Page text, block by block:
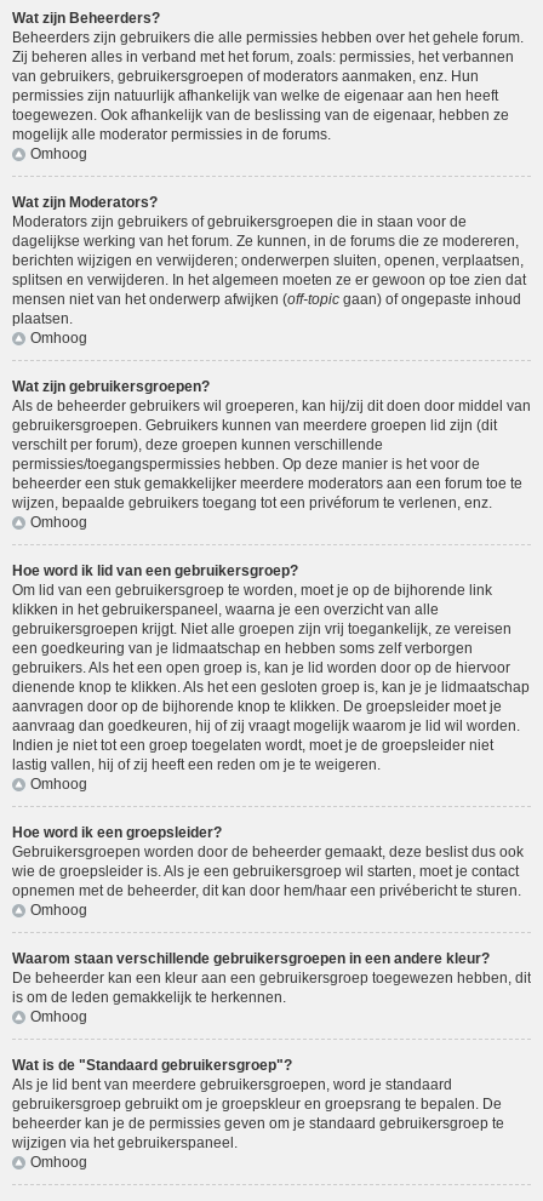
Wat zijn Beheerders?
Beheerders zijn gebruikers die alle permissies hebben over het gehele forum.
Zij beheren alles in verband met het forum, zoals: permissies, het verbannen
van gebruikers, gebruikersgroepen of moderators aanmaken, enz. Hun
permissies zijn natuurlijk afhankelijk van welke de eigenaar aan hen heeft
toegewezen. Ook afhankelijk van de beslissing van de eigenaar, hebben ze
mogelijk alle moderator permissies in de forums.
Omhoog
Wat zijn Moderators?
Moderators zijn gebruikers of gebruikersgroepen die in staan voor de
dagelijkse werking van het forum. Ze kunnen, in de forums die ze modereren,
berichten wijzigen en verwijderen; onderwerpen sluiten, openen, verplaatsen,
splitsen en verwijderen. In het algemeen moeten ze er gewoon op toe zien dat
mensen niet van het onderwerp afwijken (off-topic gaan) of ongepaste inhoud
plaatsen.
Omhoog
Wat zijn gebruikersgroepen?
Als de beheerder gebruikers wil groeperen, kan hij/zij dit doen door middel van
gebruikersgroepen. Gebruikers kunnen van meerdere groepen lid zijn (dit
verschilt per forum), deze groepen kunnen verschillende
permissies/toegangspermissies hebben. Op deze manier is het voor de
beheerder een stuk gemakkelijker meerdere moderators aan een forum toe te
wijzen, bepaalde gebruikers toegang tot een privéforum te verlenen, enz.
Omhoog
Hoe word ik lid van een gebruikersgroep?
Om lid van een gebruikersgroep te worden, moet je op de bijhorende link
klikken in het gebruikerspaneel, waarna je een overzicht van alle
gebruikersgroepen krijgt. Niet alle groepen zijn vrij toegankelijk, ze vereisen
een goedkeuring van je lidmaatschap en hebben soms zelf verborgen
gebruikers. Als het een open groep is, kan je lid worden door op de hiervoor
dienende knop te klikken. Als het een gesloten groep is, kan je je lidmaatschap
aanvragen door op de bijhorende knop te klikken. De groepsleider moet je
aanvraag dan goedkeuren, hij of zij vraagt mogelijk waarom je lid wil worden.
Indien je niet tot een groep toegelaten wordt, moet je de groepsleider niet
lastig vallen, hij of zij heeft een reden om je te weigeren.
Omhoog
Hoe word ik een groepsleider?
Gebruikersgroepen worden door de beheerder gemaakt, deze beslist dus ook
wie de groepsleider is. Als je een gebruikersgroep wil starten, moet je contact
opnemen met de beheerder, dit kan door hem/haar een privébericht te sturen.
Omhoog
Waarom staan verschillende gebruikersgroepen in een andere kleur?
De beheerder kan een kleur aan een gebruikersgroep toegewezen hebben, dit
is om de leden gemakkelijk te herkennen.
Omhoog
Wat is de "Standaard gebruikersgroep"?
Als je lid bent van meerdere gebruikersgroepen, word je standaard
gebruikersgroep gebruikt om je groepskleur en groepsrang te bepalen. De
beheerder kan je de permissies geven om je standaard gebruikersgroep te
wijzigen via het gebruikerspaneel.
Omhoog